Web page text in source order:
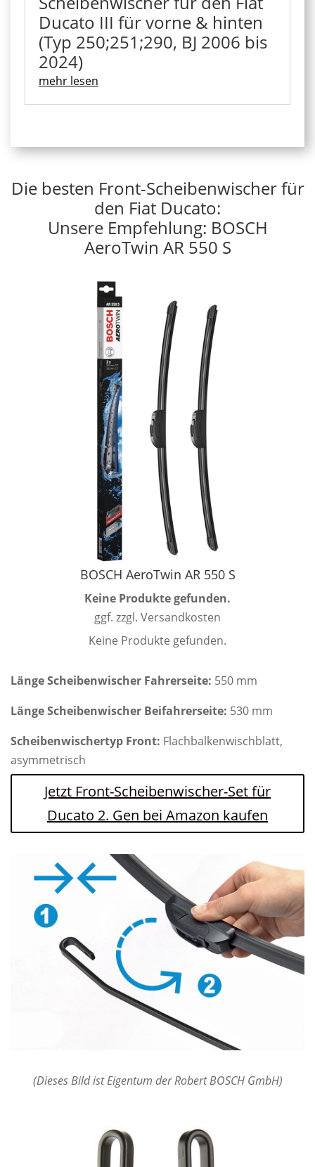
Ducato III für vorne & hinten
(Typ 250;251;290, BJ 2006 bis
2024)
mehr lesen
Die besten Front-Scheibenwischer für
den Fiat Ducato:
Unsere Empfehlung: BOSCH
AeroTwin AR 550 S
BOSCH AeroTwin AR 550 S
Keine Produkte gefunden.
ggf. zzgl. Versandkosten
Keine Produkte gefunden.
Länge Scheibenwischer Fahrerseite: 550 mm
Länge Scheibenwischer Beifahrerseite: 530 mm
Scheibenwischertyp Front: Flachbalkenwischblatt,
asymmetrisch
Jetzt Front-Scheibenwischer-Set für
Ducato 2. Gen bei Amazon kaufen
(Dieses Bild ist Eigentum der Robert BOSCH GmbH)